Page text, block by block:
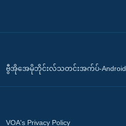
ဗွီအိုအေမိုဘိုင်းလ်သတင်းအက်ပ်-Android
VOA's Privacy Policy